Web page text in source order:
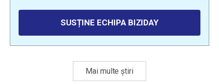
SUSȚINE ECHIPA BIZIDAY
Mai multe știri